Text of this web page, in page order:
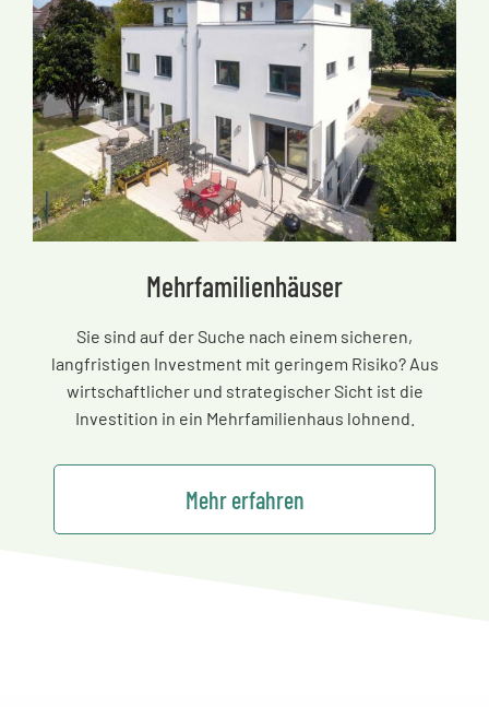
Mehrfamilienhäuser
Sie sind auf der Suche nach einem sicheren,
langfristigen Investment mit geringem Risiko? Aus
wirtschaftlicher und strategischer Sicht ist die
Investition in ein Mehrfamilienhaus lohnend.
Mehr erfahren